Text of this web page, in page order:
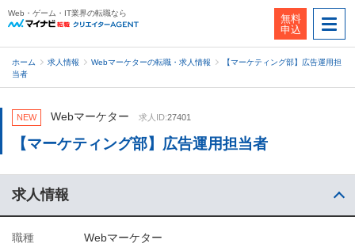
Web・ゲーム・IT業界の転職なら
無料
申込
ホーム 求人情報 Webマーケターの転職・求人情報
【マーケティング部】広告運用担
当者
NEW Webマーケター 求人ID:27401
【マーケティング部】広告運用担当者
求人情報
職種 Webマーケター